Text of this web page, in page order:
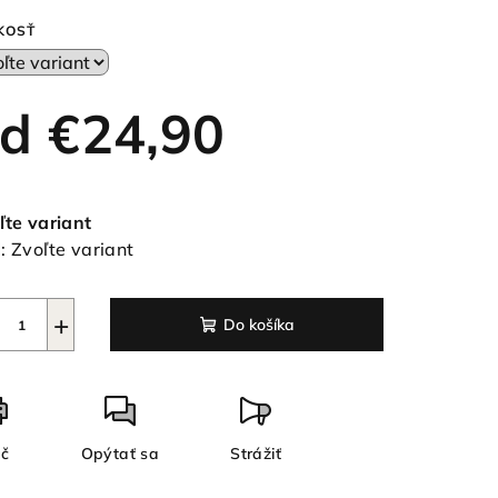
€24,90
variant
Zvoľte variant
+ Do košíka
Opýtať sa Strážiť